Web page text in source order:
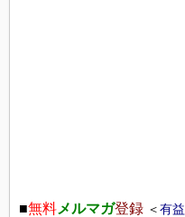
■無料メルマガ登録 ＜有益